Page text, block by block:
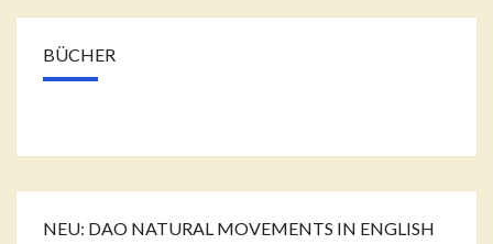
BÜCHER
NEU: DAO NATURAL MOVEMENTS IN ENGLISH